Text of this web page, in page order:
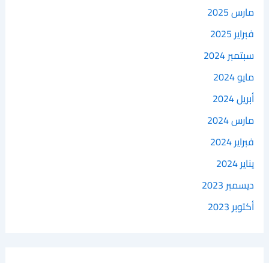
مارس 2025
فبراير 2025
سبتمبر 2024
مايو 2024
أبريل 2024
مارس 2024
فبراير 2024
يناير 2024
ديسمبر 2023
أكتوبر 2023